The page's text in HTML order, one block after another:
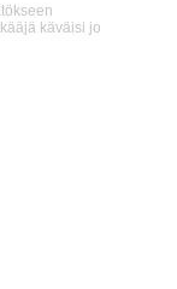
käväisi jo